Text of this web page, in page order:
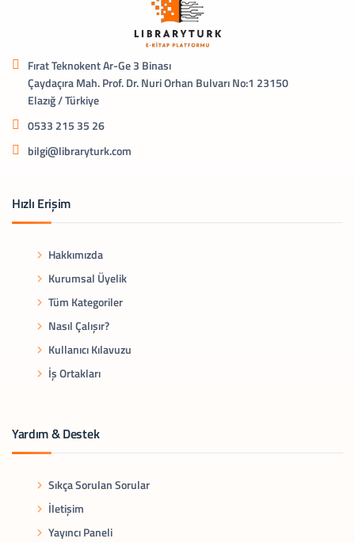
Fırat Teknokent Ar-Ge 3 Binası
Çaydaçıra Mah. Prof. Dr. Nuri Orhan Bulvarı No:1 23150
Elazığ / Türkiye
0533 215 35 26
bilgi@libraryturk.com
Hızlı Erişim
Hakkımızda
Kurumsal Üyelik
Tüm Kategoriler
Nasıl Çalışır?
Kullanıcı Kılavuzu
İş Ortakları
Yardım & Destek
Sıkça Sorulan Sorular
İletişim
Yayıncı Paneli